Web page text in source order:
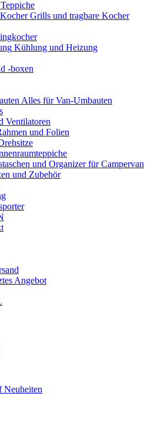
Grills und tragbare Kocher
Kühlung und Heizung
-boxen
Alles für Van-Umbauten
Ventilatoren
und Folien
und Organizer für Campervan
und Zubehör
Angebot
Neuheiten